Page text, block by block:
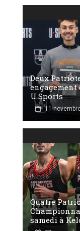
Deux
U Sports
11
Quatre
samedi à